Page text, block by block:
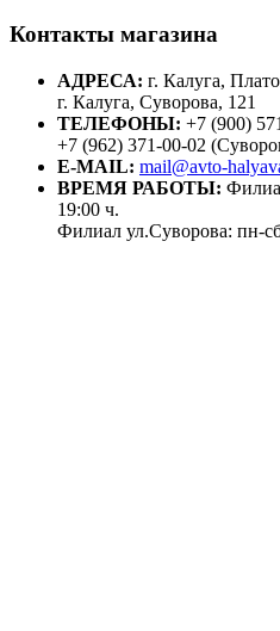
Контакты магазина
АДРЕСА: г. Калуга,
г. Калуга, Суворова, 121
ТЕЛЕФОНЫ: +7 (900)
+7 (962) 371-00-02
E-MAIL: mail@avto-
ВРЕМЯ РАБОТЫ:
19:00 ч.
Филиал ул.Суворова: пн-